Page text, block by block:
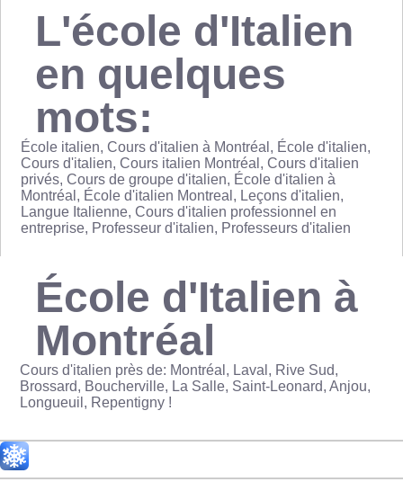
L'école d'Italien
en quelques
mots:
École italien, Cours d'italien à Montréal, École d'italien,
Cours d'italien, Cours italien Montréal, Cours d'italien
privés, Cours de groupe d'italien, École d'italien à
Montréal, École d'italien Montreal, Leçons d'italien,
Langue Italienne, Cours d'italien professionnel en
entreprise, Professeur d'italien, Professeurs d'italien
École d'Italien à
Montréal
Cours d'italien près de: Montréal, Laval, Rive Sud,
Brossard, Boucherville, La Salle, Saint-Leonard, Anjou,
Longueuil, Repentigny !